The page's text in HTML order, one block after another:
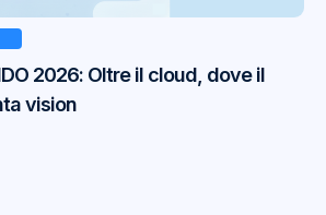
2026: Oltre il cloud, dove il
vision